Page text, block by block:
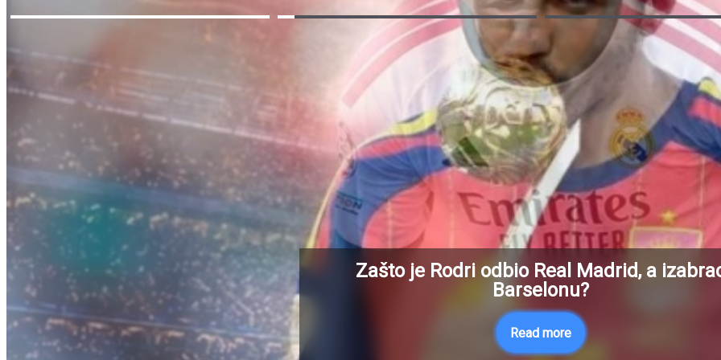
Zašto je Rodri odbio Real Madrid, a
Barselonu?
Read more